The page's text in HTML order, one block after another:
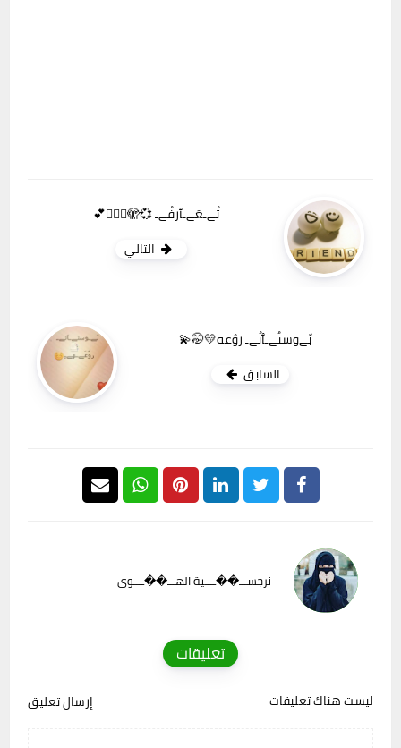
تُےـعَےـٱرفُےـ 💞🫣👩‍❤️‍👨💕
التالي
بّےوستُےـٱتُےـ روٌعة💛🤭💫
السابق
نرجســـ��ــــية الهـــ��ــــوى
تعليقات
ليست هناك تعليقات إرسال تعليق